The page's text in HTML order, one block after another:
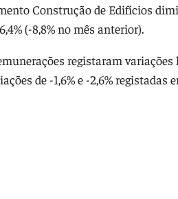
Construção de Edifícios
(-8,8% no mês anterior).
registaram variações
de -1,6% e -2,6% registadas